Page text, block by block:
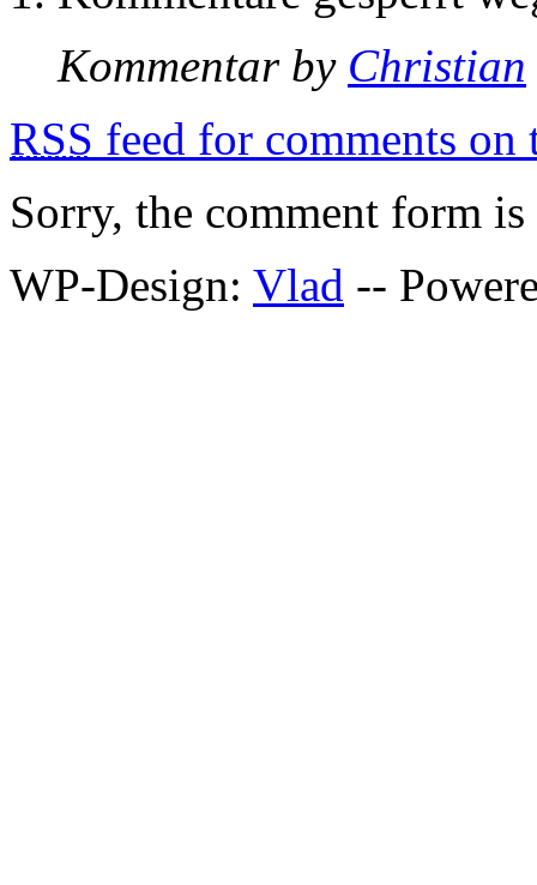
Kommentar by Christian
RSS feed for comments on
Sorry, the comment form
WP-Design: Vlad --